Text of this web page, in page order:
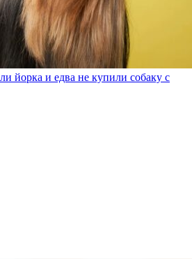
йорка и едва не купили собаку с